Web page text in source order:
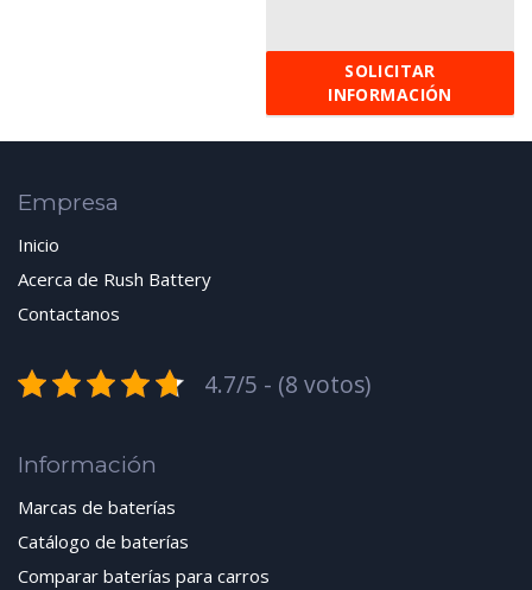
SOLICITAR
INFORMACIÓN
Empresa
Inicio
Acerca de Rush Battery
Contactanos
4.7/5 - (8 votos)
Información
Marcas de baterías
Catálogo de baterías
Comparar baterías para carros